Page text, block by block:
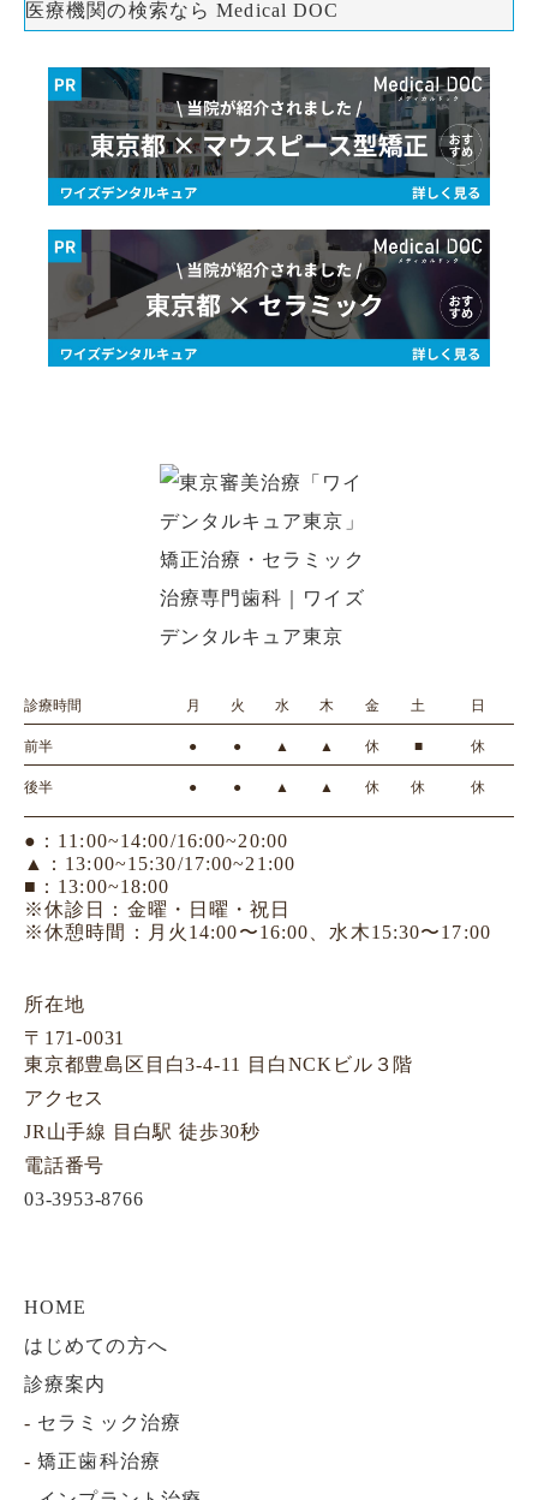
診療時間 月 火 水 木 金 土 日
前半 ● ● ▲ ▲ 休 ■ 休
後半 ● ● ▲ ▲ 休 休 休
●：11:00~14:00/16:00~20:00
▲：13:00~15:30/17:00~21:00
■：13:00~18:00
※休診日：金曜・日曜・祝日
※休憩時間：月火14:00〜16:00、水木15:30〜17:00
所在地
〒171-0031
東京都豊島区目白3-4-11 目白NCKビル３階
アクセス
JR山手線 目白駅 徒歩30秒
電話番号
03-3953-8766
HOME
はじめての方へ
診療案内
- セラミック治療
-矯正歯科治療